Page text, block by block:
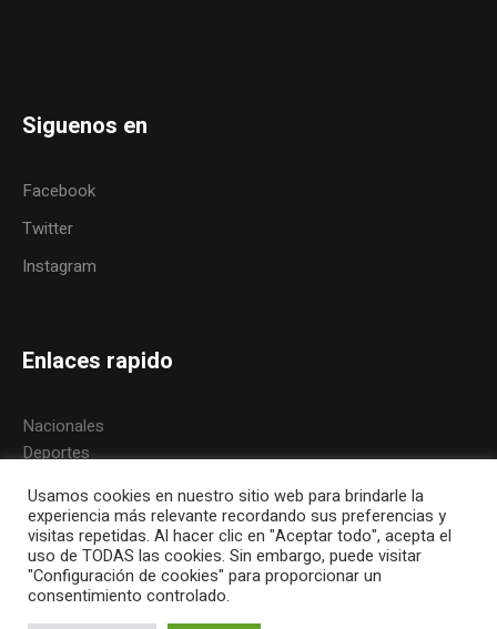
Siguenos en
Facebook
Twitter
Instagram
Enlaces rapido
Nacionales
Deportes
Internacionales
Inicio Mapa del Sitio
Usamos cookies en nuestro sitio web para brindarle la
experiencia más relevante recordando sus preferencias y
visitas repetidas. Al hacer clic en "Aceptar todo", acepta el
uso de TODAS las cookies. Sin embargo, puede visitar
"Configuración de cookies" para proporcionar un
consentimiento controlado.